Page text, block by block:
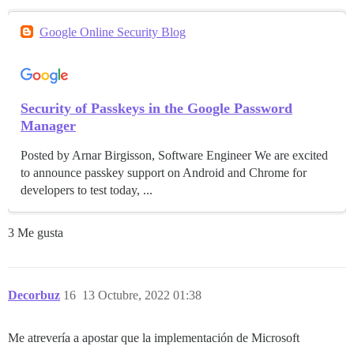
Google Online Security Blog
Security of Passkeys in the Google Password
Manager
Posted by Arnar Birgisson, Software Engineer We are excited
to announce passkey support on Android and Chrome for
developers to test today, ...
3 Me gusta
Decorbuz 13 Octubre, 2022 01:38
16
Me atrevería a apostar que la implementación de Microsoft